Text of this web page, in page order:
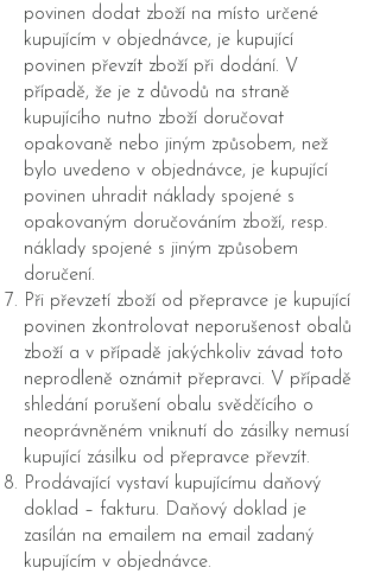
povinen dodat zboží na místo určené
kupujícím v objednávce, je kupující
povinen převzít zboží při dodání. V
případě, že je z důvodů na straně
kupujícího nutno zboží doručovat
opakovaně nebo jiným způsobem, než
bylo uvedeno v objednávce, je kupující
povinen uhradit náklady spojené s
opakovaným doručováním zboží, resp.
náklady spojené s jiným způsobem
doručení.
Při převzetí zboží od přepravce je kupující
povinen zkontrolovat neporušenost obalů
zboží a v případě jakýchkoliv závad toto
neprodleně oznámit přepravci. V případě
shledání porušení obalu svědčícího o
neoprávněném vniknutí do zásilky nemusí
kupující zásilku od přepravce převzít.
Prodávající vystaví kupujícímu daňový
doklad – fakturu. Daňový doklad je
zasílán na emailem na email zadaný
kupujícím v objednávce.